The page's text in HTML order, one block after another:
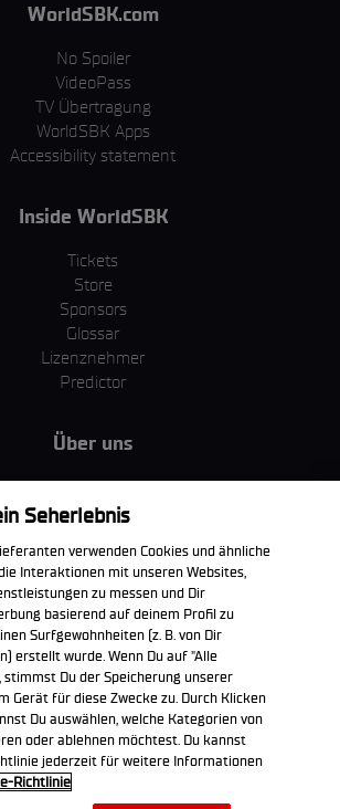
WorldSBK.com
No Spoiler
VideoPass
TV Übertragung
WorldSBK Apps
Accessibility statement
Inside WorldSBK
Tickets
Store
Sponsors
Glossar
Lizenznehmer
Predictor
Über uns
MotoGP Group
Cookie Richtlinien
Unternehmen & ESG
Datenschutzerklärung
Kaufrichtlinie
WorldSBK App herunterladen
Seherlebnis
verwenden Cookies und ähnliche
Interaktionen mit unseren Websites,
zu messen und Dir
basierend auf deinem Profil zu
Surfgewohnheiten (z. B. von Dir
erstellt wurde. Wenn Du auf "Alle
Du der Speicherung unserer
Gerät für diese Zwecke zu. Durch Klicken
Du auswählen, welche Kategorien von
oder ablehnen möchtest. Du kannst
jederzeit für weitere Informationen
Richtlinie